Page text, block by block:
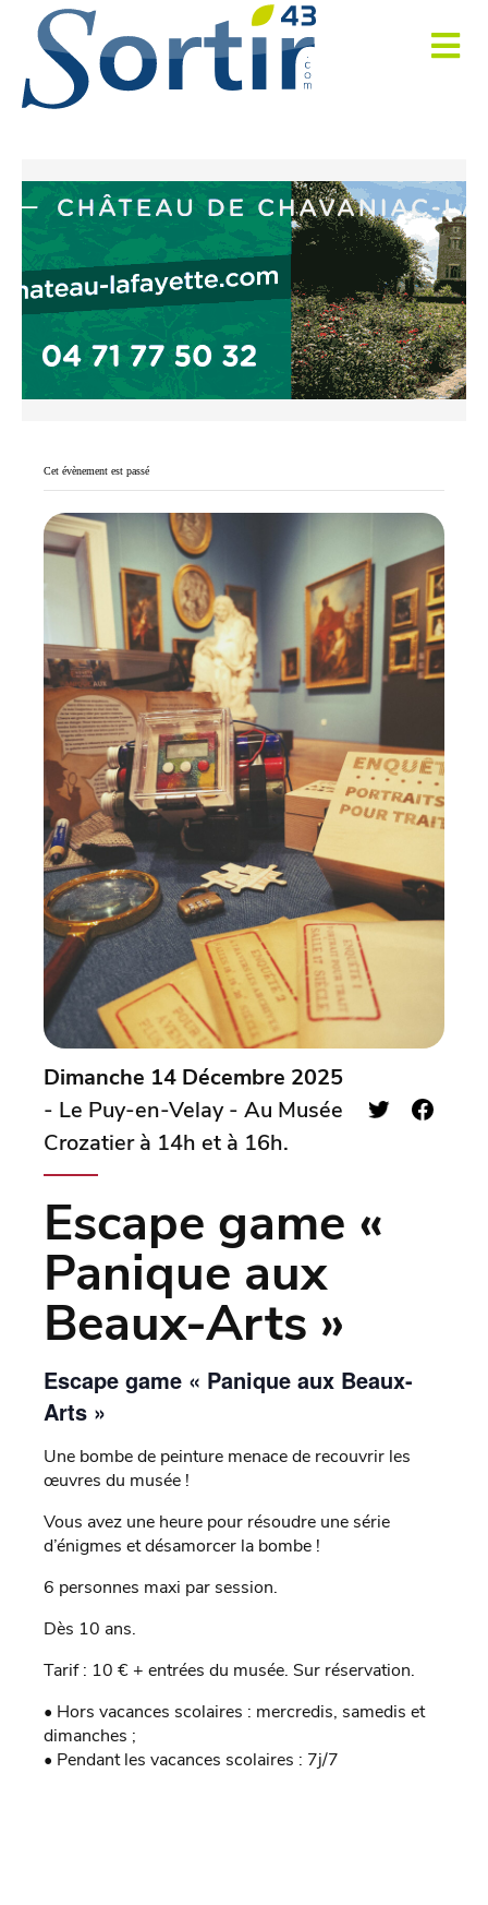
Cet évènement est passé
Dimanche 14 Décembre 2025
- Le Puy-en-Velay - Au Musée
Crozatier à 14h et à 16h.
Escape game «
Panique aux
Beaux-Arts »
Escape game « Panique aux Beaux-
Arts »
Une bombe de peinture menace de recouvrir les
œuvres du musée !
Vous avez une heure pour résoudre une série
d’énigmes et désamorcer la bombe !
6 personnes maxi par session.
Dès 10 ans.
Tarif : 10 € + entrées du musée. Sur réservation.
• Hors vacances scolaires : mercredis, samedis et
dimanches ;
• Pendant les vacances scolaires : 7j/7